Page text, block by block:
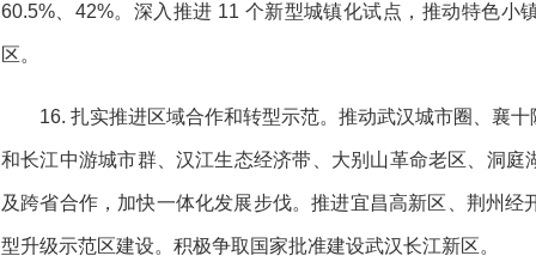
60.5%、42%。深入推进 11 个新型城镇化试点，推动特色小
区。
16. 扎实推进区域合作和转型示范。推动武汉城市圈、襄
和长江中游城市群、汉江生态经济带、大别山革命老区、洞
及跨省合作，加快一体化发展步伐。推进宜昌高新区、荆州
型升级示范区建设。积极争取国家批准建设武汉长江新区。